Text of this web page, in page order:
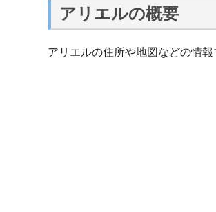
アリエルの概要
アリエルの住所や地図などの情報